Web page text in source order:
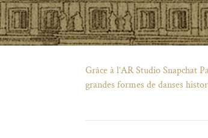
Grâce à l’AR Studio Snapchat
grandes formes de danses